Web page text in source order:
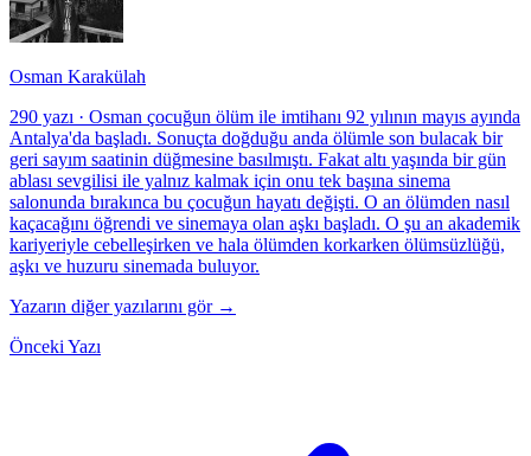
Osman Karakülah
290 yazı · Osman çocuğun ölüm ile imtihanı 92 yılının mayıs ayında
Antalya'da başladı. Sonuçta doğduğu anda ölümle son bulacak bir
geri sayım saatinin düğmesine basılmıştı. Fakat altı yaşında bir gün
ablası sevgilisi ile yalnız kalmak için onu tek başına sinema
salonunda bırakınca bu çocuğun hayatı değişti. O an ölümden nasıl
kaçacağını öğrendi ve sinemaya olan aşkı başladı. O şu an akademik
kariyeriyle cebelleşirken ve hala ölümden korkarken ölümsüzlüğü,
aşkı ve huzuru sinemada buluyor.
Yazarın diğer yazılarını gör →
Önceki Yazı